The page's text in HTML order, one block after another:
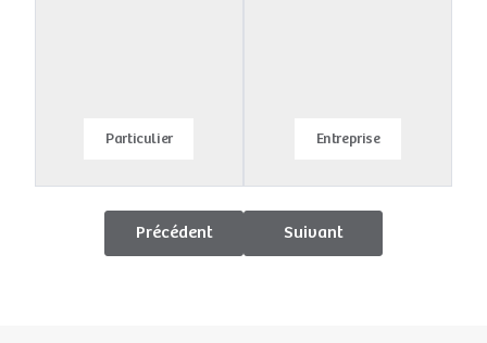
Particulier Entreprise
Précédent Suivant